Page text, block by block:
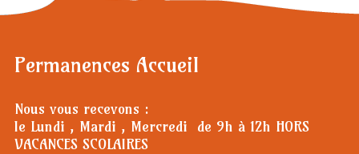
Permanences Accueil
Nous vous recevons :
le Lundi , Mardi , Mercredi de 9h à 12h HORS
VACANCES SCOLAIRES